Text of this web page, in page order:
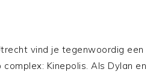
vind je tegenwoordig een
Kinepolis. Als Dylan en